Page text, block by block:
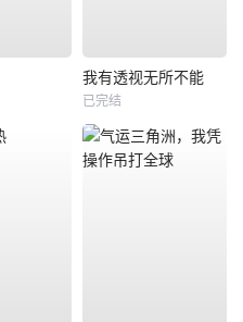
我有透视无所不能
已完结